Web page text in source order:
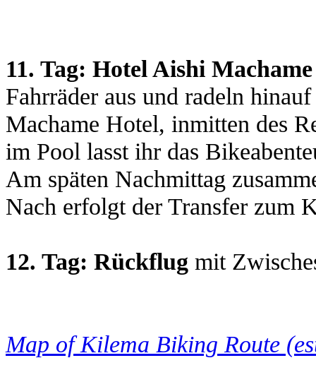
11. Tag: Hotel Aishi
Fahrräder aus und radeln
Machame Hotel, inmitten des
im Pool lasst ihr das
Am späten Nachmittag
Nach erfolgt der Transfer zum
12. Tag: Rückflug mit
Map of Kilema Biking Route